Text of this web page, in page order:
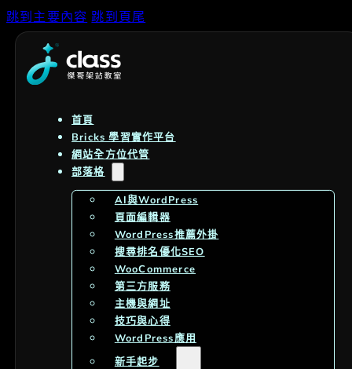
跳到主要內容 跳到頁尾
首頁
Bricks 學習實作平台
網站全方位代管
部落格
AI與WordPress
頁面編輯器
WordPress推薦外掛
搜尋排名優化SEO
WooCommerce
第三方服務
主機與網址
技巧與心得
WordPress應用
新手起步